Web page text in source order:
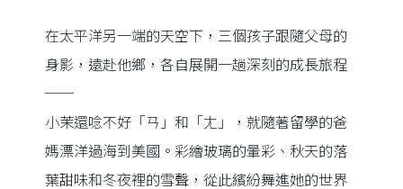
在太平洋另一端的天空下，三個孩子跟隨父母的
身影，遠赴他鄉，各自展開一趟深刻的成長旅程
──
小茉還唸不好「ㄢ」和「ㄤ」，就隨著留學的爸
媽漂洋過海到美國。彩繪玻璃的暈彩、秋天的落
葉甜味和冬夜裡的雪聲，從此繽紛舞進她的世界